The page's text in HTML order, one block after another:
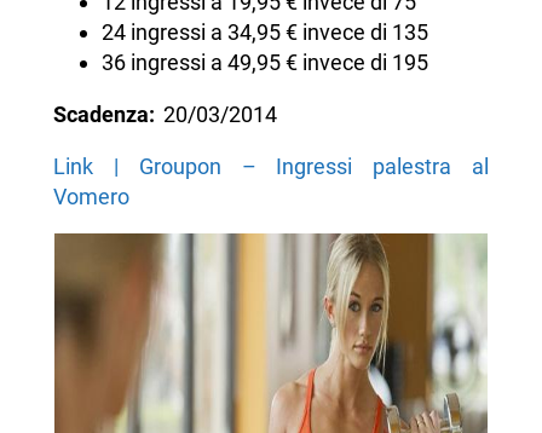
24 ingressi a 34,95 € invece di 135
36 ingressi a 49,95 € invece di 195
Scadenza: 20/03/2014
Link | Groupon – Ingressi palestra al
Vomero